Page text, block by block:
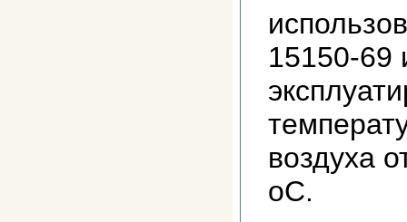
15150-69
воздуха
oС.